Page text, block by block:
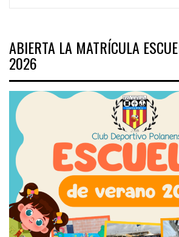
ABIERTA LA MATRÍCULA
2026